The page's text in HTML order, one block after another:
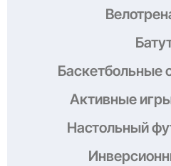
Баскетбольные
Активные
Настольный